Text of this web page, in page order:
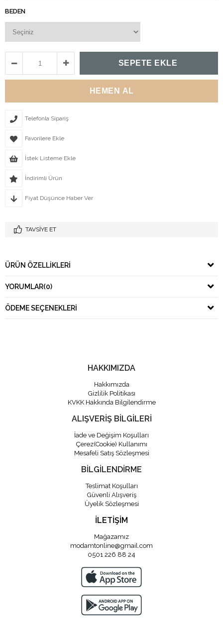
BEDEN
Telefonla Sipariş
Favorilere Ekle
İstek Listeme Ekle
İndirimli Ürün
Fiyat Düşünce Haber Ver
TAVSIYE ET
ÜRÜN ÖZELLIKLERI
YORUMLAR(0)
ÖDEME SEÇENEKLERI
HAKKIMIZDA
Hakkımızda
Gizlilik Politikası
KVKK Hakkında Bilgilendirme
ALIŞVERİŞ BİLGİLERİ
İade ve Değişim Koşulları
Çerez(Cookie) Kullanımı
Mesafeli Satış Sözleşmesi
BİLGİLENDİRME
Teslimat Koşulları
Güvenli Alışveriş
Üyelik Sözleşmesi
İLETİŞİM
Mağazamız
modamtonline@gmail.com
0501 226 88 24